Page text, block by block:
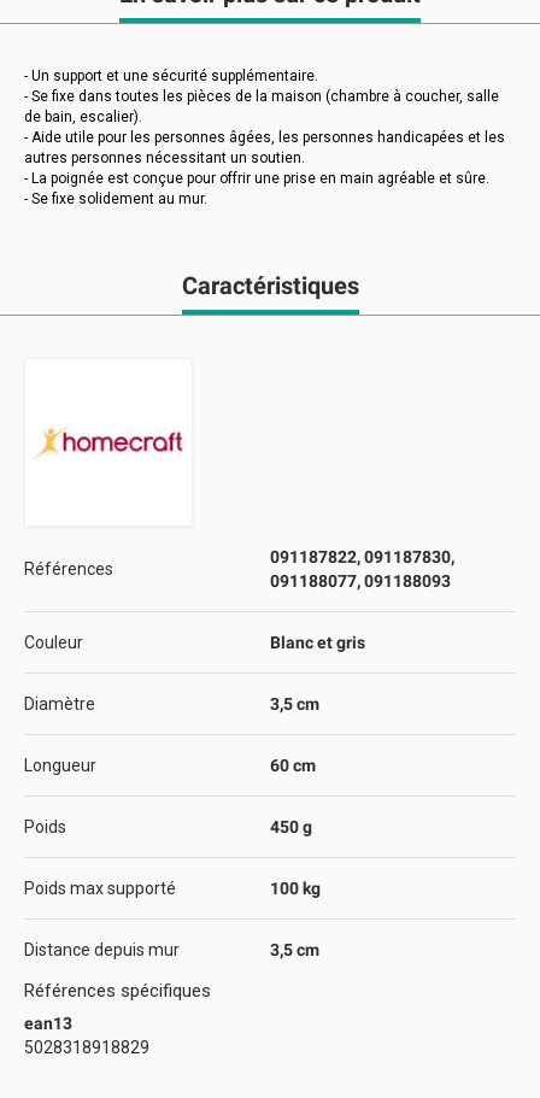
- Un support et une sécurité supplémentaire.
- Se fixe dans toutes les pièces de la maison (chambre à coucher, salle
de bain, escalier).
- Aide utile pour les personnes âgées, les personnes handicapées et les
autres personnes nécessitant un soutien.
- La poignée est conçue pour offrir une prise en main agréable et sûre.
- Se fixe solidement au mur.
Caractéristiques
Références
091187822, 091187830,
091188077, 091188093
Couleur Blanc et gris
Diamètre 3,5 cm
Longueur 60 cm
Poids 450 g
Poids max supporté 100 kg
Distance depuis mur 3,5 cm
Références spécifiques
ean13
5028318918829